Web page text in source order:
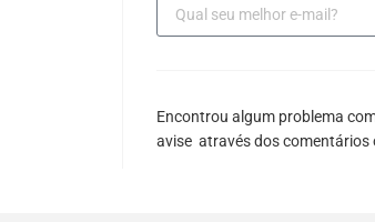
Encontrou algum problema
avise através dos comentários